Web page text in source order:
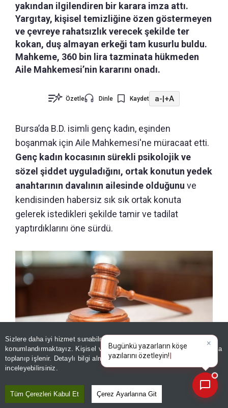
Sizlere daha iyi hizmet sunabilmek adına sitemizde
konumlandırmaktayız. Kişisel verileriniz, KVKK ve GDPR kapsamında
toplanıp işlenir. Detaylı bilgi almak içinAydınlatma Metnimizi
inceleyebilirsiniz.
Tüm Çerezleri Kabul Et Çerez Ayarlarına Git
yakından ilgilendiren bir karara imza attı.
Yargıtay, kişisel temizliğine özen göstermeyen
ve çevreye rahatsızlık verecek şekilde ter
kokan, duş almayan erkeği tam kusurlu buldu.
Mahkeme, 360 bin lira tazminata hükmeden
Aile Mahkemesi’nin kararını onadı.
Özetle Dinle Kaydet a-|+A
Bursa’da B.D. isimli genç kadın, eşinden
boşanmak için Aile Mahkemesi'ne müracaat etti.
Genç kadın kocasının sürekli psikolojik ve
sözel şiddet uyguladığını, ortak konutun yedek
anahtarının davalının ailesinde olduğunu ve
kendisinden habersiz sık sık ortak konuta
gelerek istedikleri şekilde tamir ve tadilat
yaptırdıklarını öne sürdü.
konuşulacak karar! 360 bin TL tazminat ödeyecek
×
Bugünkü yazarların köşe
yazılarını özetleyin!